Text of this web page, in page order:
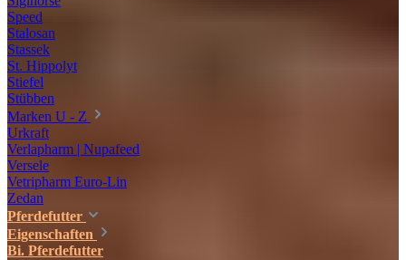
Speed
Stalosan
Stassek
St. Hippolyt
Stiefel
Stübben
Marken U - Z
Urkraft
Verlapharm | Nupafeed
Versele
Vetripharm Euro-Lin
Zedan
Pferdefutter
Eigenschaften
Bi. Pferdefutter